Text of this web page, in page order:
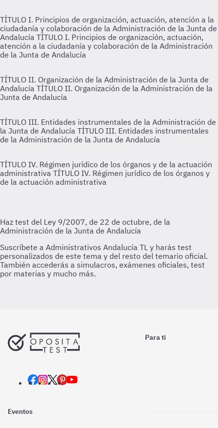
TÍTULO I. Principios de organización, actuación, atención a la
ciudadanía y colaboración de la Administración de la Junta de
Andalucía TÍTULO I. Principios de organización, actuación,
atención a la ciudadanía y colaboración de la Administración
de la Junta de Andalucía
TÍTULO II. Organización de la Administración de la Junta de
Andalucía TÍTULO II. Organización de la Administración de la
Junta de Andalucía
TÍTULO III. Entidades instrumentales de la Administración de
la Junta de Andalucía TÍTULO III. Entidades instrumentales
de la Administración de la Junta de Andalucía
TÍTULO IV. Régimen jurídico de los órganos y de la actuación
administrativa TÍTULO IV. Régimen jurídico de los órganos y
de la actuación administrativa
Para ti
Eventos